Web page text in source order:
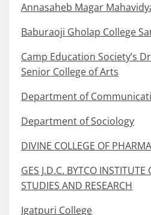
Annasaheb Magar
Baburaoji Gholap College
Camp Education Society’s
Senior College of Arts
Department of
Department of Sociology
DIVINE COLLEGE OF
GES J.D.C. BYTCO
STUDIES AND RESEARCH
Igatpuri College